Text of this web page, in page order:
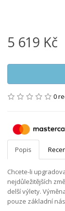
5 619 Kč
0
Popis
Chcete-li
nejdůležitějších
delší výlety.
pouze základní